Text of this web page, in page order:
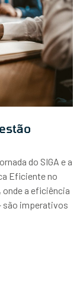
do SIGA e a
Eficiente no
a eficiência
são imperativos